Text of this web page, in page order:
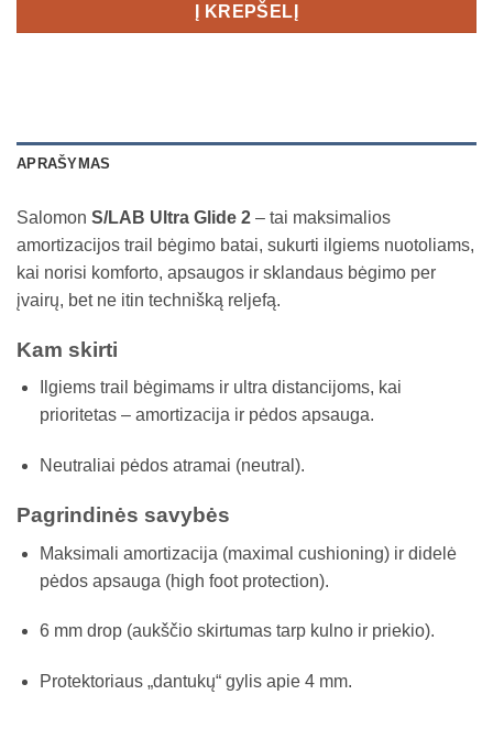
Į KREPŠELĮ
APRAŠYMAS
Salomon S/LAB Ultra Glide 2 – tai maksimalios
amortizacijos trail bėgimo batai, sukurti ilgiems nuotoliams,
kai norisi komforto, apsaugos ir sklandaus bėgimo per
įvairų, bet ne itin technišką reljefą.
Kam skirti
Ilgiems trail bėgimams ir ultra distancijoms, kai
prioritetas – amortizacija ir pėdos apsauga.
Neutraliai pėdos atramai (neutral).
Pagrindinės savybės
Maksimali amortizacija (maximal cushioning) ir didelė
pėdos apsauga (high foot protection).
6 mm drop (aukščio skirtumas tarp kulno ir priekio).
Protektoriaus „dantukų“ gylis apie 4 mm.